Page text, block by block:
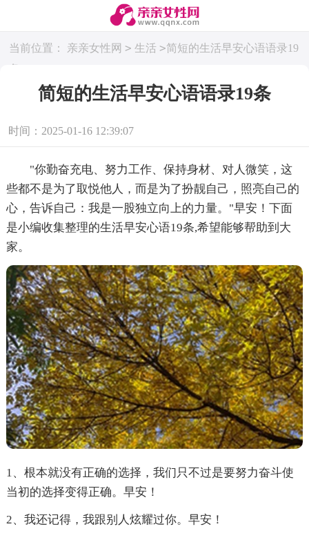
当前位置： 亲亲女性网 > 生活 >简短的生活早安心语语录19
条
简短的生活早安心语语录19条
时间：2025-01-16 12:39:07
"你勤奋充电、努力工作、保持身材、对人微笑，这
些都不是为了取悦他人，而是为了扮靓自己，照亮自己的
心，告诉自己：我是一股独立向上的力量。"早安！下面
是小编收集整理的生活早安心语19条,希望能够帮助到大
家。
1、根本就没有正确的选择，我们只不过是要努力奋斗使
当初的选择变得正确。早安！
2、我还记得，我跟别人炫耀过你。早安！